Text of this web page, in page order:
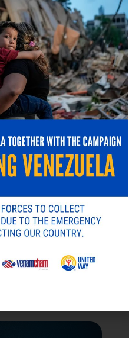
y web en este
que comente.
SIGUIENTE